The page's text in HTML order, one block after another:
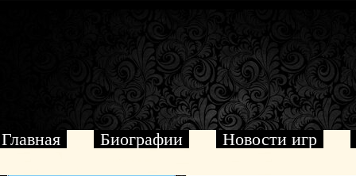
Главная Биографии Новости игр